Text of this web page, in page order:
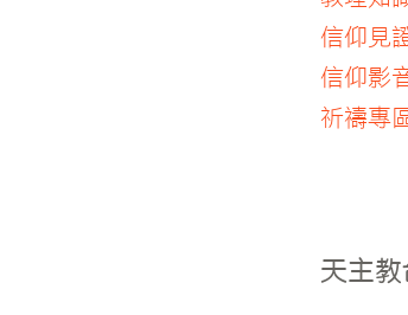
信仰見
信仰影
祈禱專
天主